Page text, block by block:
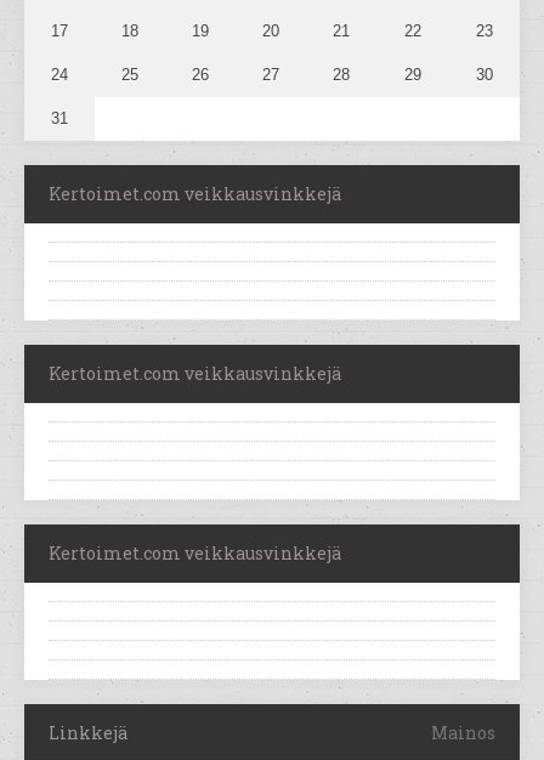
17 18 19 20 21 22 23
24 25 26 27 28 29 30
31
Kertoimet.com veikkausvinkkejä
Kertoimet.com veikkausvinkkejä
Kertoimet.com veikkausvinkkejä
Linkkejä Mainos